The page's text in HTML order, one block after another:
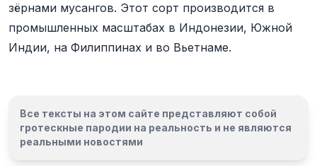
зёрнами мусангов. Этот сорт производится в
промышленных масштабах в Индонезии, Южной
Индии, на Филиппинах и во Вьетнаме.
Все тексты на этом сайте представляют собой
гротескные пародии на реальность и не являются
реальными новостями